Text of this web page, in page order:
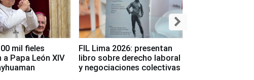
mil fieles
a Papa León XIV
FIL Lima 2026: presentan
libro sobre derecho laboral
y negociaciones colectivas